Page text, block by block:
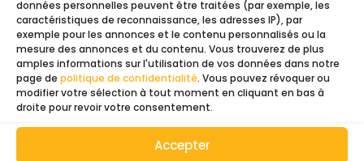
données personnelles peuvent être traitées (par exemple, les
caractéristiques de reconnaissance, les adresses IP), par
exemple pour les annonces et le contenu personnalisés ou la
mesure des annonces et du contenu. Vous trouverez de plus
amples informations sur l'utilisation de vos données dans notre
page de politique de confidentialité. Vous pouvez révoquer ou
modifier votre sélection à tout moment en cliquant en bas à
droite pour revoir votre consentement.
Accepter
Ajouter au devis
Ajouter au panier